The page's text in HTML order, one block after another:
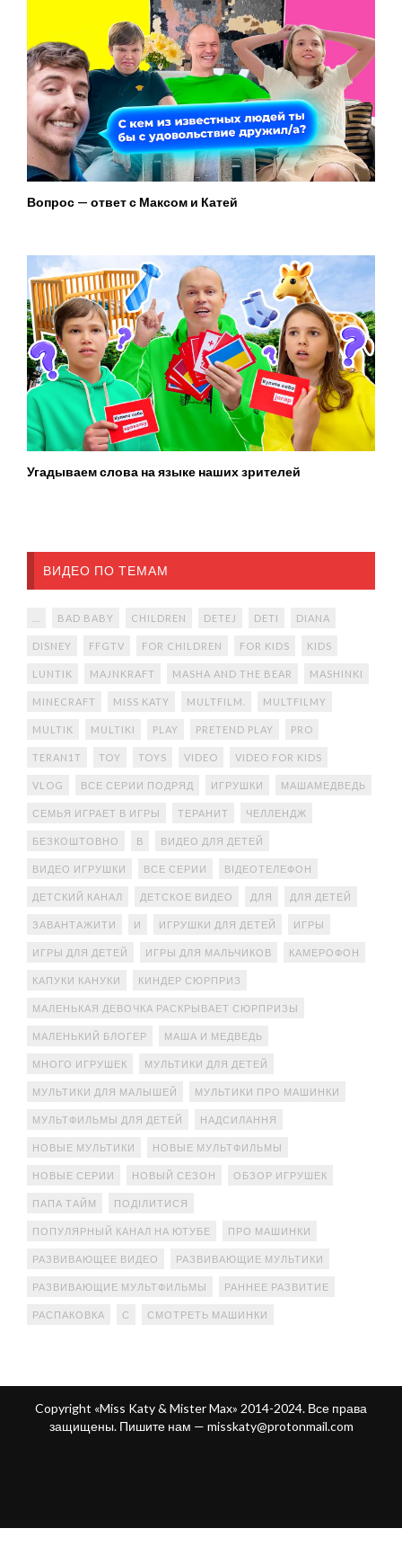
Вопрос — ответ с Максом и Катей
Угадываем слова на языке наших зрителей
ВИДЕО ПО ТЕМАМ
BAD BABY CHILDREN DETEJ DETI DIANA
DISNEY FFGTV FOR CHILDREN FOR KIDS KIDS
LUNTIK MAJNKRAFT MASHA AND THE BEAR MASHINKI
MINECRAFT MISS KATY MULTFILM. MULTFILMY
MULTIK MULTIKI PLAY PRETEND PLAY PRO
TERAN1T TOY TOYS VIDEO VIDEO FOR KIDS
VLOG ВСЕ СЕРИИ ПОДРЯД ИГРУШКИ МАШАМЕДВЕДЬ
СЕМЬЯ ИГРАЕТ В ИГРЫ ТЕРАНИТ ЧЕЛЛЕНДЖ
БЕЗКОШТОВНО В ВИДЕО ДЛЯ ДЕТЕЙ
ВИДЕО ИГРУШКИ ВСЕ СЕРИИ ВІДЕОТЕЛЕФОН
ДЕТСКИЙ КАНАЛ ДЕТСКОЕ ВИДЕО ДЛЯ ДЛЯ ДЕТЕЙ
ЗАВАНТАЖИТИ И ИГРУШКИ ДЛЯ ДЕТЕЙ ИГРЫ
ИГРЫ ДЛЯ ДЕТЕЙ ИГРЫ ДЛЯ МАЛЬЧИКОВ КАМЕРОФОН
КАПУКИ КАНУКИ КИНДЕР СЮРПРИЗ
МАЛЕНЬКАЯ ДЕВОЧКА РАСКРЫВАЕТ СЮРПРИЗЫ
МАЛЕНЬКИЙ БЛОГЕР МАША И МЕДВЕДЬ
МНОГО ИГРУШЕК МУЛЬТИКИ ДЛЯ ДЕТЕЙ
МУЛЬТИКИ ДЛЯ МАЛЫШЕЙ МУЛЬТИКИ ПРО МАШИНКИ
МУЛЬТФИЛЬМЫ ДЛЯ ДЕТЕЙ НАДСИЛАННЯ
НОВЫЕ МУЛЬТИКИ НОВЫЕ МУЛЬТФИЛЬМЫ
НОВЫЕ СЕРИИ НОВЫЙ СЕЗОН ОБЗОР ИГРУШЕК
ПАПА ТАЙМ ПОДІЛИТИСЯ
ПОПУЛЯРНЫЙ КАНАЛ НА ЮТУБЕ ПРО МАШИНКИ
РАЗВИВАЮЩЕЕ ВИДЕО РАЗВИВАЮЩИЕ МУЛЬТИКИ
РАЗВИВАЮЩИЕ МУЛЬТФИЛЬМЫ РАННЕЕ РАЗВИТИЕ
РАСПАКОВКА С СМОТРЕТЬ МАШИНКИ
Copyright «Miss Katy & Mister Max» 2014-2024. Все права
защищены. Пишите нам — misskaty@protonmail.com